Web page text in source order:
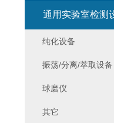
通用实验室检测
纯化设备
振荡/分离/萃取设备
球磨仪
其它